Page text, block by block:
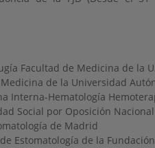
Facultad de Medicina de la
de la Universidad
Interna-Hematología
Social por Oposición Nacional
de Madrid
Estomatología de la